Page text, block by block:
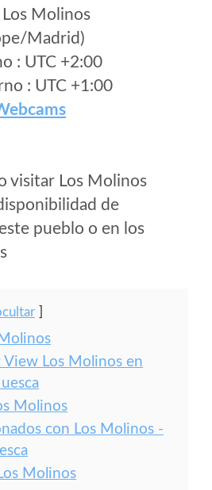
Molinos
Madrid)
: UTC +2:00
: UTC +1:00
visitar Los Molinos
de
pueblo o en los
View Los Molinos en
Molinos
con Los Molinos -
Molinos